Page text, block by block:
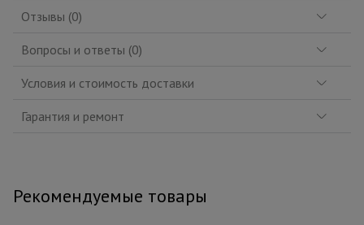
Отзывы (0)
Вопросы и ответы (0)
Условия и стоимость доставки
Гарантия и ремонт
Рекомендуемые товары